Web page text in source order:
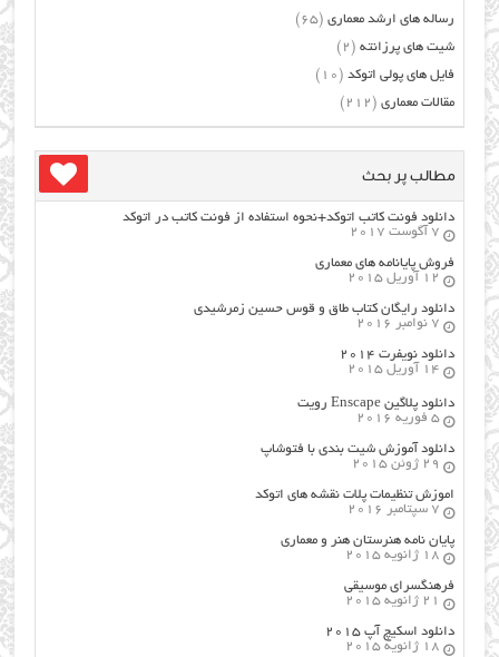
رساله های ارشد معماری (65)
شیت های پرزانته (2)
فایل های پولی اتوکد (10)
مقالات معماری (212)
مطالب پر بحث
دانلود فونت کاتب اتوکد+نحوه استفاده از فونت کاتب در اتوکد
7 آگوست 2017
فروش پایانامه های معماری
12 آوریل 2015
دانلود رایگان کتاب طاق و قوس حسین زمرشیدی
7 نوامبر 2016
دانلود نویفرت ۲۰۱۴
14 آوریل 2015
دانلود پلاگین Enscape رویت
5 فوریه 2016
دانلود آموزش شیت بندی با فتوشاپ
29 ژوئن 2015
اموزش تنظیمات پلات نقشه های اتوکد
7 سپتامبر 2016
پایان نامه هنرستان هنر و معماري
18 ژانویه 2015
فرهنگسراي موسيقي
21 ژانویه 2015
دانلود اسکیچ آپ ۲۰۱۵
18 ژانویه 2015